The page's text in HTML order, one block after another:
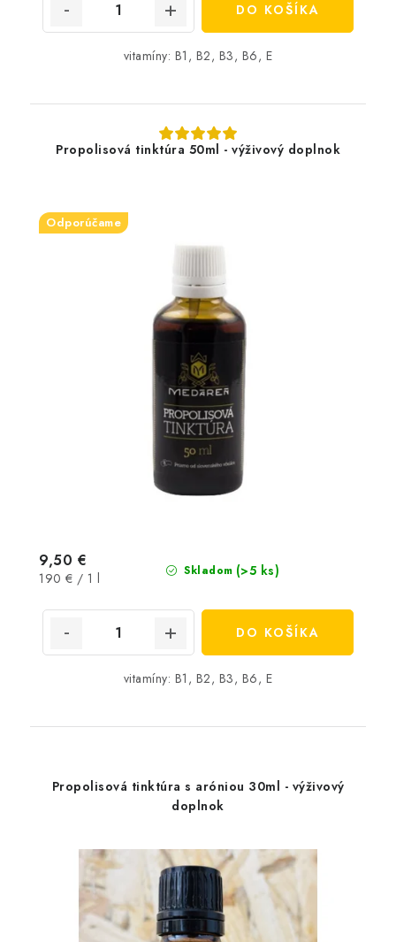
DO KOŠÍKA
vitamíny: B1, B2, B3, B6, E
Propolisová tinktúra 50ml - výživový doplnok
Odporúčame
Skladom (>5 ks)
9,50 €
Jednotková
190 € / 1 l
DO KOŠÍKA
vitamíny: B1, B2, B3, B6, E
Propolisová tinktúra s aróniou 30ml - výživový
doplnok